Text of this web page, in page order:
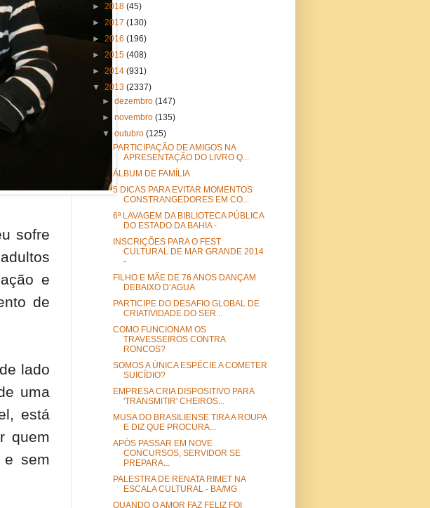
sofre
e
de
lado
uma
está
quem
e sem
► 2018 (45)
► 2017 (130)
► 2016 (196)
► 2015 (408)
► 2014 (931)
▼ 2013 (2337)
►dezembro(147)
►novembro(135)
▼outubro(125)
PARTICIPAÇÃO DE AMIGOS NA
APRESENTAÇÃO DO LIVRO Q...
ÁLBUM DE FAMÍLIA
5 DICAS PARA EVITAR MOMENTOS
CONSTRANGEDORES EM CO...
6ª LAVAGEM DA BIBLIOTECA PÚBLICA
DO ESTADO DA BAHIA -
INSCRIÇÕES PARA O FEST
CULTURAL DE MAR GRANDE 2014
-
FILHO E MÃE DE 76 ANOS DANÇAM
DEBAIXO D’AGUA
PARTICIPE DO DESAFIO GLOBAL DE
CRIATIVIDADE DO SER...
COMO FUNCIONAM OS
TRAVESSEIROS CONTRA
RONCOS?
SOMOS A ÚNICA ESPÉCIE A COMETER
SUICÍDIO?
EMPRESA CRIA DISPOSITIVO PARA
'TRANSMITIR' CHEIROS...
MUSA DO BRASILIENSE TIRA A ROUPA
E DIZ QUE PROCURA...
APÓS PASSAR EM NOVE
CONCURSOS, SERVIDOR SE
PREPARA...
PALESTRA DE RENATA RIMET NA
ESCALA CULTURAL - BA/MG
QUANDO O AMOR FAZ FELIZ FOI